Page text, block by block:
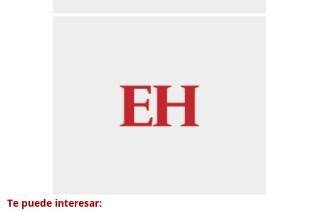
Te puede interesar: